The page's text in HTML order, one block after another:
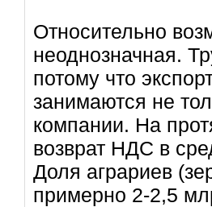
Относительно
неоднозначная.
потому что
занимаются не
компании. На
возврат НДС в
Доля аграриев
примерно 2-2,5